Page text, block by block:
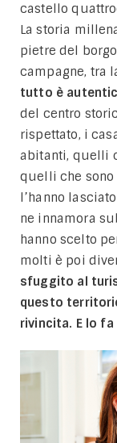
castello
La storia
pietre del
campagne, tra
tutto è
del centro
rispettato, i
abitanti, quelli
quelli che
l’hanno
ne innamora
hanno scelto
molti è poi
sfuggito al
questo
rivincita. E lo